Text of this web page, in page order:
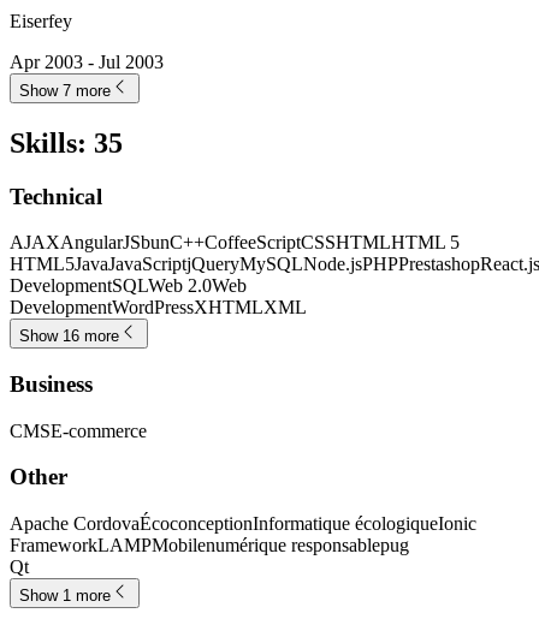
Eiserfey
Apr 2003 - Jul 2003
Show 7 more
Skills: 35
Technical
AJAXAngularJSbunC++CoffeeScriptCSSHTMLHTML 5
HTML5JavaJavaScriptjQueryMySQLNode.jsPHPPrestashopReact.js
DevelopmentSQLWeb 2.0Web
DevelopmentWordPressXHTMLXML
Show 16 more
Business
CMSE-commerce
Other
Apache CordovaÉcoconceptionInformatique écologiqueIonic
FrameworkLAMPMobilenumérique responsablepug
Qt
Show 1 more